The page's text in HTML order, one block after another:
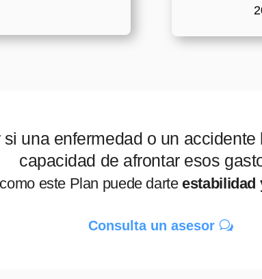
una enfermedad o un
capacidad de afrontar esos
este Plan puede darteestabilidad
Consulta un asesor